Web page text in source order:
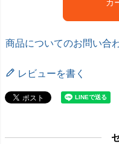
カ
商品についてのお問い合
レビューを書く